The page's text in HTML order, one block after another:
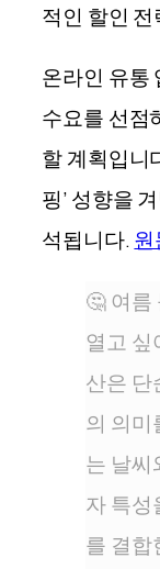
적인 할인
온라인 유통
수요를 선점
할 계획입니
핑’ 성향을
석됩니다.원
🤔 여름
열고 싶
산은 단
의 의미
는 날씨
자 특성
를 결합